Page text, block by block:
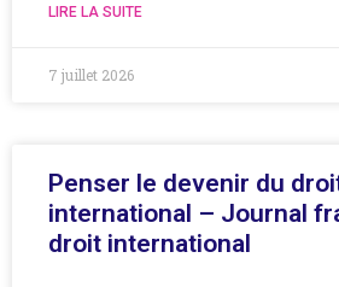
LIRE LA SUITE
7 juillet 2026
Penser le devenir du
international – Journal
droit international